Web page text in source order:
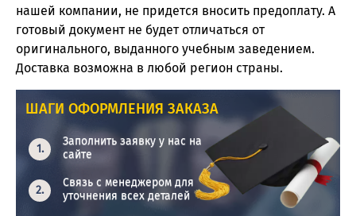
нашей компании, не придется вносить предоплату. А
готовый документ не будет отличаться от
оригинального, выданного учебным заведением.
Доставка возможна в любой регион страны.
ШАГИ ОФОРМЛЕНИЯ ЗАКАЗА
Заполнить заявку у нас на
сайте
Связь с менеджером для
уточнения всех деталей